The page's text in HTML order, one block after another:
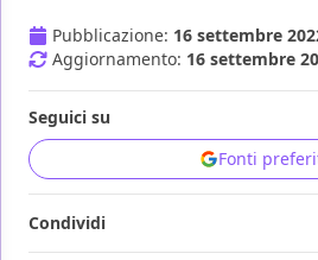
Pubblicazione: 16 settembre
Aggiornamento: 16 settembre
Seguici su
Fonti
Condividi